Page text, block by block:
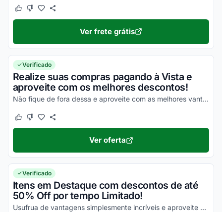
Este cupom funcionou
Este cupom não funcionou
Ver frete grátis
Verificado
Realize suas compras pagando à Vista e
aproveite com os melhores descontos!
Não fique de fora dessa e aproveite com as melhores vantagens!
Este cupom funcionou
Este cupom não funcionou
Ver oferta
Verificado
Itens em Destaque com descontos de até
50% Off por tempo Limitado!
Usufrua de vantagens simplesmente incríveis e aproveite para economizar agora mesmo!